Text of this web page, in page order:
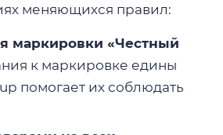
меняющихся правил:
маркировки «Честный
к маркировке едины
помогает их соблюдать